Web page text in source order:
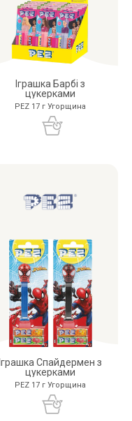
Іграшка Барбі з
цукерками
PEZ 17 г Угорщина
Іграшка Спайдермен з
цукерками
PEZ 17 г Угорщина